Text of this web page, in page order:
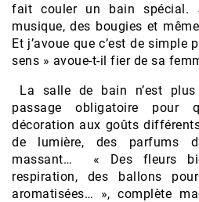
fait couler un bain spécial.
musique, des bougies et
Et j’avoue que c’est de
sens » avoue-t-il fier de sa
La salle de bain n’est
passage obligatoire pour
décoration aux goûts
de lumière, des parfums
massant… « Des fleurs
respiration, des ballons
aromatisées… », complète